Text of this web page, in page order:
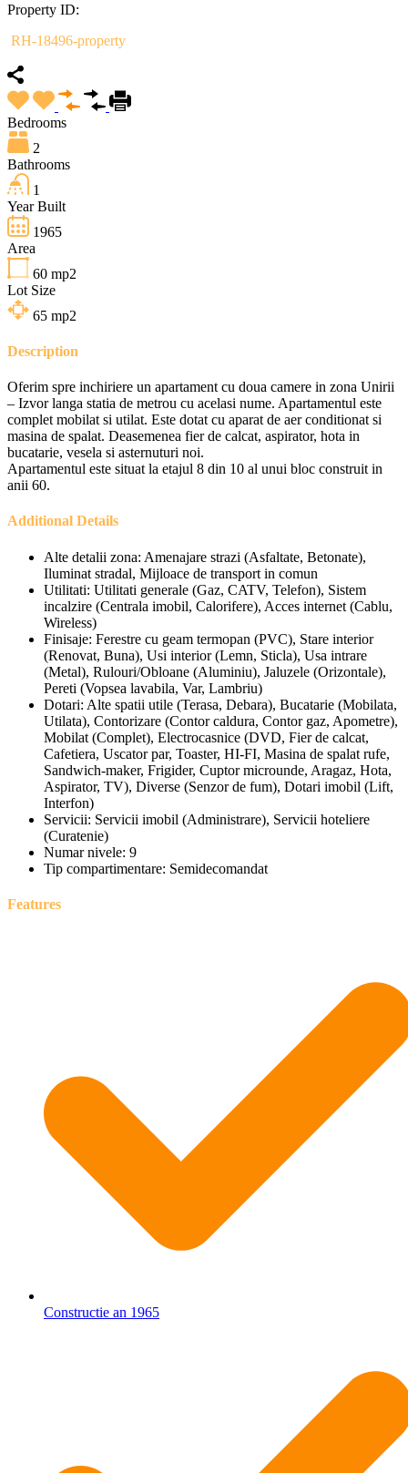
Property ID:
RH-18496-property
Bedrooms
2
Bathrooms
1
Year Built
1965
Area
60 mp2
Lot Size
65 mp2
Description
Oferim spre inchiriere un apartament cu doua camere in zona Unirii
– Izvor langa statia de metrou cu acelasi nume. Apartamentul este
complet mobilat si utilat. Este dotat cu aparat de aer conditionat si
masina de spalat. Deasemenea fier de calcat, aspirator, hota in
bucatarie, vesela si asternuturi noi.
Apartamentul este situat la etajul 8 din 10 al unui bloc construit in
anii 60.
Additional Details
Alte detalii zona: Amenajare strazi (Asfaltate, Betonate),
Iluminat stradal, Mijloace de transport in comun
Utilitati: Utilitati generale (Gaz, CATV, Telefon), Sistem
incalzire (Centrala imobil, Calorifere), Acces internet (Cablu,
Wireless)
Finisaje: Ferestre cu geam termopan (PVC), Stare interior
(Renovat, Buna), Usi interior (Lemn, Sticla), Usa intrare
(Metal), Rulouri/Obloane (Aluminiu), Jaluzele (Orizontale),
Pereti (Vopsea lavabila, Var, Lambriu)
Dotari: Alte spatii utile (Terasa, Debara), Bucatarie (Mobilata,
Utilata), Contorizare (Contor caldura, Contor gaz, Apometre),
Mobilat (Complet), Electrocasnice (DVD, Fier de calcat,
Cafetiera, Uscator par, Toaster, HI-FI, Masina de spalat rufe,
Sandwich-maker, Frigider, Cuptor microunde, Aragaz, Hota,
Aspirator, TV), Diverse (Senzor de fum), Dotari imobil (Lift,
Interfon)
Servicii: Servicii imobil (Administrare), Servicii hoteliere
(Curatenie)
Numar nivele: 9
Tip compartimentare: Semidecomandat
Features
Constructie an 1965